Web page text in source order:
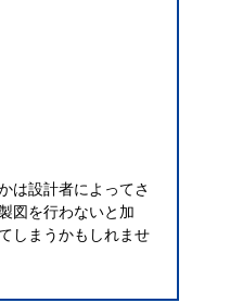
は設計者によってさ
図を行わないと加
しまうかもしれませ